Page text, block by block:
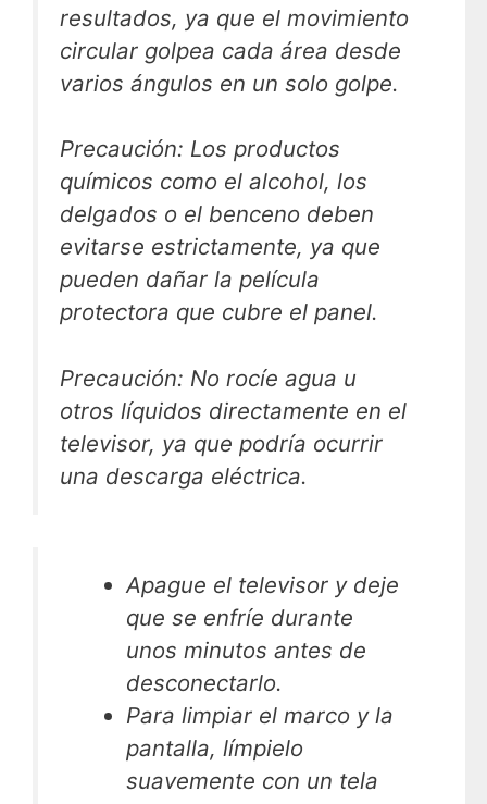
resultados, ya que el movimiento
circular golpea cada área desde
varios ángulos en un solo golpe.
Precaución: Los productos
químicos como el alcohol, los
delgados o el benceno deben
evitarse estrictamente, ya que
pueden dañar la película
protectora que cubre el panel.
Precaución: No rocíe agua u
otros líquidos directamente en el
televisor, ya que podría ocurrir
una descarga eléctrica.
Apague el televisor y deje
que se enfríe durante
unos minutos antes de
desconectarlo.
Para limpiar el marco y la
pantalla, límpielo
suavemente con un tela